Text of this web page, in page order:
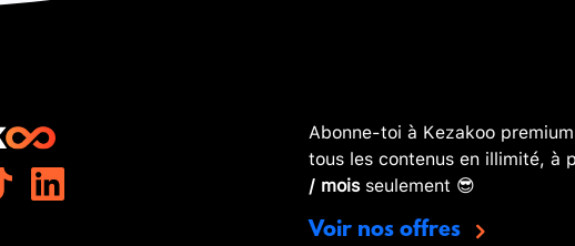
Abonne-toi à Kezakoo
tous les contenus en illimité, à
/ moisseulement 😎
Voir nos offres